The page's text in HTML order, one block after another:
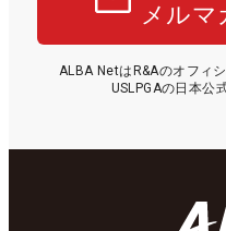
メルマ
ALBA NetはR&Aのオフィ
USLPGAの日本公